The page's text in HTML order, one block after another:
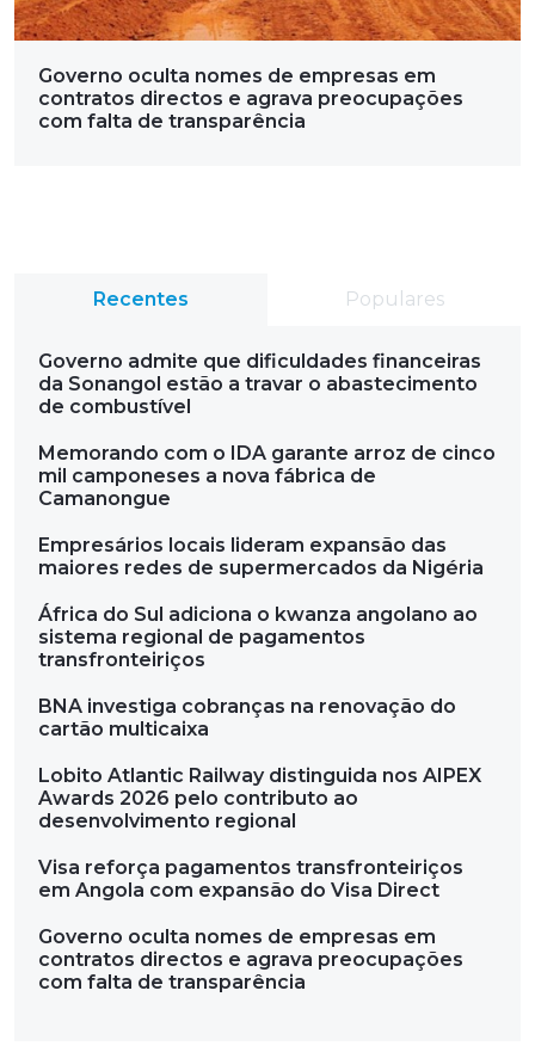
Governo oculta nomes de empresas em
contratos directos e agrava preocupações
com falta de transparência
Recentes Populares
Governo admite que dificuldades financeiras
da Sonangol estão a travar o abastecimento
de combustível
Memorando com o IDA garante arroz de cinco
mil camponeses a nova fábrica de
Camanongue
Empresários locais lideram expansão das
maiores redes de supermercados da Nigéria
África do Sul adiciona o kwanza angolano ao
sistema regional de pagamentos
transfronteiriços
BNA investiga cobranças na renovação do
cartão multicaixa
Lobito Atlantic Railway distinguida nos AIPEX
Awards 2026 pelo contributo ao
desenvolvimento regional
Visa reforça pagamentos transfronteiriços
em Angola com expansão do Visa Direct
Governo oculta nomes de empresas em
contratos directos e agrava preocupações
com falta de transparência